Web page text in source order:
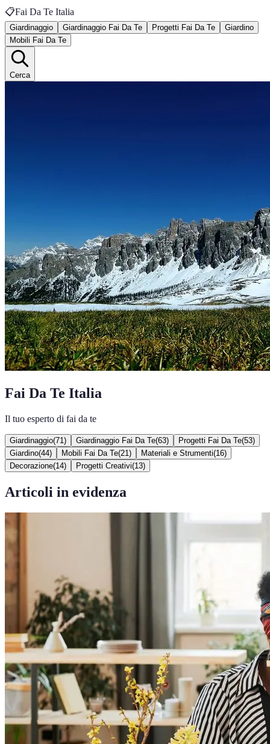
📋Fai Da Te Italia
Giardinaggio Giardinaggio Fai Da Te Progetti Fai Da Te
Giardino
Mobili Fai Da Te
Cerca
Fai Da Te Italia
Il tuo esperto di fai da te
Giardinaggio(71 ) Giardinaggio Fai Da Te(63) Progetti Fai Da Te(53)
Giardino(44) Mobili Fai Da Te(21 ) Materiali e Strumenti(16)
Decorazione(14) Progetti Creativi(13)
Articoli in evidenza